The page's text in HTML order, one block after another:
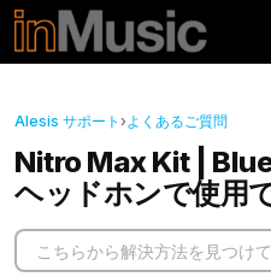
メインコンテンツに移動
Alesis サポート ›よくあるご質問
Nitro Max Kit |
ヘッドホンで使用